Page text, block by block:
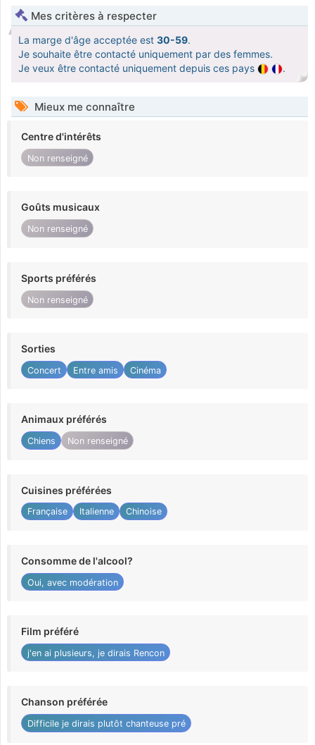
Mes critères à respecter
La marge d'âge acceptée est 30-59.
Je souhaite être contacté uniquement par des femmes.
Je veux être contacté uniquement depuis ces pays
.
Mieux me connaître
Centre d'intérêts
Non renseigné
Goûts musicaux
Non renseigné
Sports préférés
Non renseigné
Sorties
Concert Entre amis Cinéma
Animaux préférés
Chiens Non renseigné
Cuisines préférées
Française Italienne Chinoise
Consomme de l'alcool?
Oui, avec modération
Film préféré
j'en ai plusieurs, je dirais Rencon
Chanson préférée
Difficile je dirais plutôt chanteuse pré